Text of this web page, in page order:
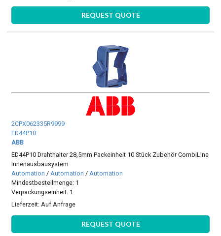
REQUEST QUOTE
2CPX062335R9999
ED44P10
ABB
ED44P10 Drahthalter 28,5mm Packeinheit 10 Stück Zubehör CombiLine
Innenausbausystem
Automation /Automation /Automation
Mindestbestellmenge: 1
Verpackungseinheit: 1
Lieferzeit:Auf Anfrage
REQUEST QUOTE